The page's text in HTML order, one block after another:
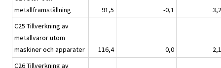
metallframställning
91,5 -0,1
3,2
C25 Tillverkning av
metallvaror utom
maskiner och apparater
116,4 0,0
2,1
C26 Tillverkning av